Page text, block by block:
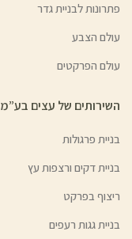
פתרונות לבניית גדר
עולם הצבע
עולם הפרקטים
השירותים של עצים בע”מ
בניית פרגולות
בניית דקים ורצפות עץ
ריצוף בפרקט
בניית גגות רעפים